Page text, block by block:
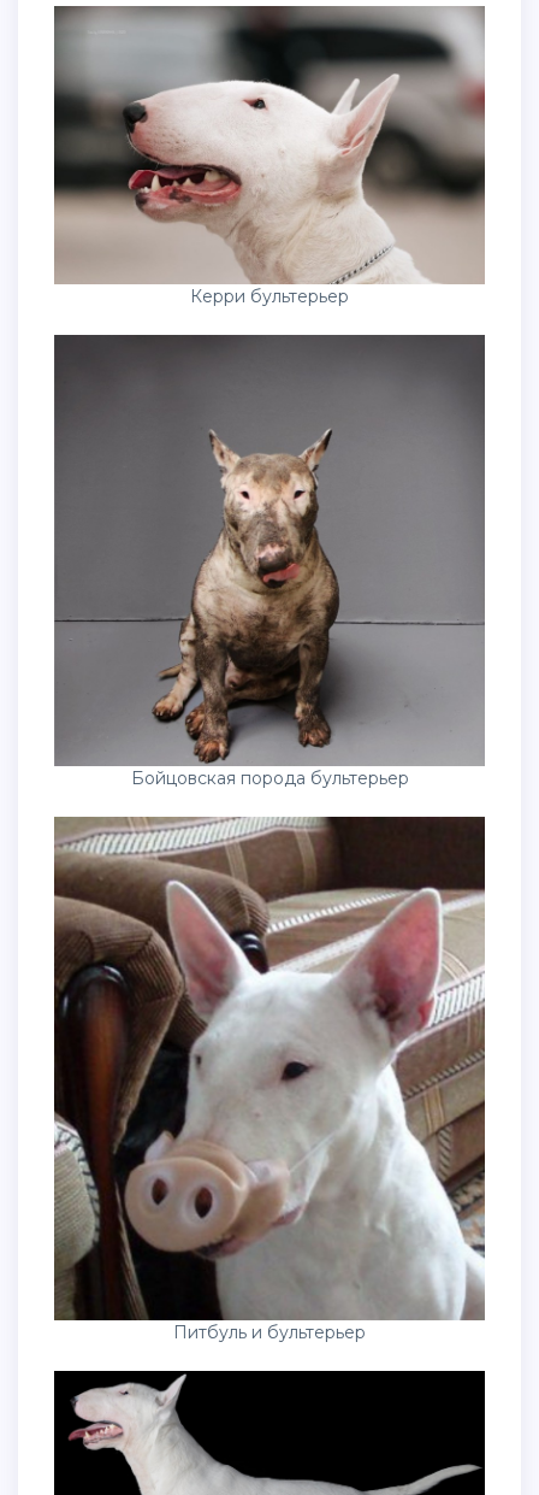
Керри бультерьер
Бойцовская порода бультерьер
Питбуль и бультерьер